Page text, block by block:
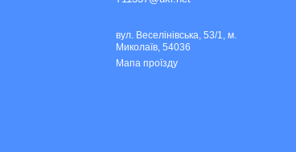
вул. Веселінівська, 53/1, м.
Миколаїв, 54036
Мапа проїзду